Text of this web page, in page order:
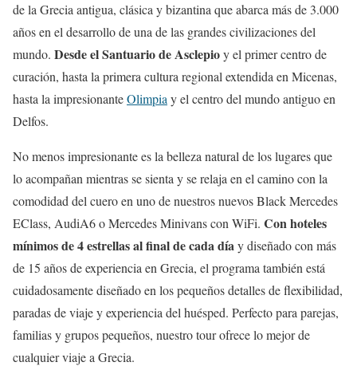
de la Grecia antigua, clásica y bizantina que abarca más de 3.000
años en el desarrollo de una de las grandes civilizaciones del
mundo. Desde el Santuario de Asclepioy el primer centro de
curación, hasta la primera cultura regional extendida en Micenas,
hasta la impresionanteOlimpia y el centro del mundo antiguo en
Delfos.
No menos impresionante es la belleza natural de los lugares que
lo acompañan mientras se sienta y se relaja en el camino con la
comodidad del cuero en uno de nuestros nuevos Black Mercedes
EClass, AudiA6 o Mercedes Minivans con WiFi. Con hoteles
mínimos de 4 estrellas al final de cada díay diseñado con más
de 15 años de experiencia en Grecia, el programa también está
cuidadosamente diseñado en los pequeños detalles de flexibilidad,
paradas de viaje y experiencia del huésped. Perfecto para parejas,
familias y grupos pequeños, nuestro tour ofrece lo mejor de
cualquier viaje a Grecia.